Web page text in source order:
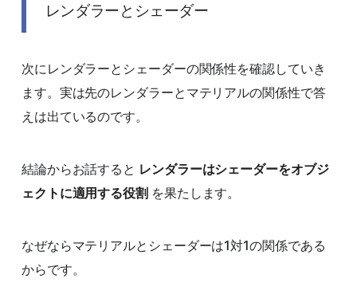
レンダラーとシェーダー
次にレンダラーとシェーダーの関係性を確認していき
ます。実は先のレンダラーとマテリアルの関係性で答
えは出ているのです。
結論からお話すると レンダラーはシェーダーをオブジ
ェクトに適用する役割 を果たします。
なぜならマテリアルとシェーダーは1対1の関係である
からです。